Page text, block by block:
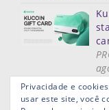
Mais notícias
Privacidade e
usar este site, você